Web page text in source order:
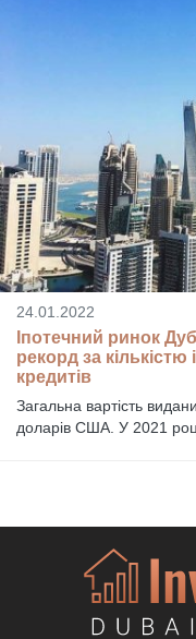
24.01.2022
Іпотечний ринок
рекорд за
кредитів
Загальна вартість
доларів США. У 2021